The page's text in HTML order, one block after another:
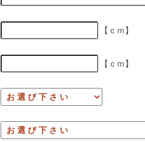
【ｃｍ】
【ｃｍ】